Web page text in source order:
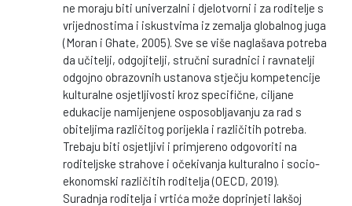
ne moraju biti univerzalni i djelotvorni i za roditelje s
vrijednostima i iskustvima iz zemalja globalnog juga
(Moran i Ghate, 2005). Sve se više naglašava potreba
da učitelji, odgojitelji, stručni suradnici i ravnatelji
odgojno obrazovnih ustanova stječju kompetencije
kulturalne osjetljivosti kroz specifične, ciljane
edukacije namijenjene osposobljavanju za rad s
obiteljima različitog porijekla i različitih potreba.
Trebaju biti osjetljivi i primjereno odgovoriti na
roditeljske strahove i očekivanja kulturalno i socio-
ekonomski različitih roditelja (OECD, 2019).
Suradnja roditelja i vrtića može doprinjeti lakšoj